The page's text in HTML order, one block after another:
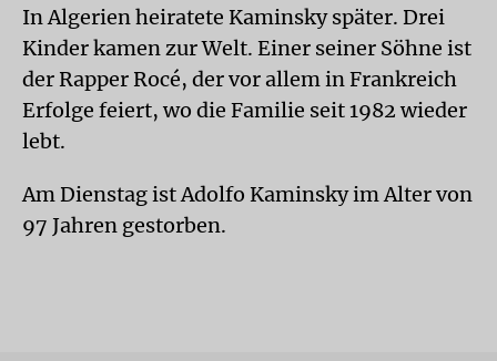
In Algerien heiratete Kaminsky später. Drei
Kinder kamen zur Welt. Einer seiner Söhne ist
der Rapper Rocé, der vor allem in Frankreich
Erfolge feiert, wo die Familie seit 1982 wieder
lebt.
Am Dienstag ist Adolfo Kaminsky im Alter von
97 Jahren gestorben.